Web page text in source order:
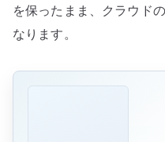
を保ったまま、クラウド
なります。